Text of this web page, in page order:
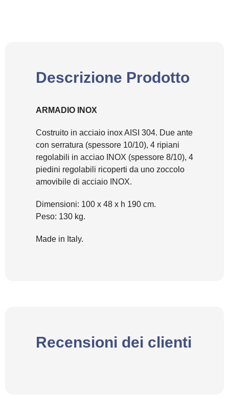
Descrizione Prodotto
ARMADIO INOX
Costruito in acciaio inox AISI 304. Due ante
con serratura (spessore 10/10), 4 ripiani
regolabili in acciao INOX (spessore 8/10), 4
piedini regolabili ricoperti da uno zoccolo
amovibile di acciaio INOX.
Dimensioni: 100 x 48 x h 190 cm.
Peso: 130 kg.
Made in Italy.
Recensioni dei clienti